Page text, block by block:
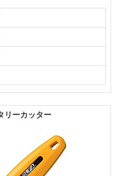
リーカッター